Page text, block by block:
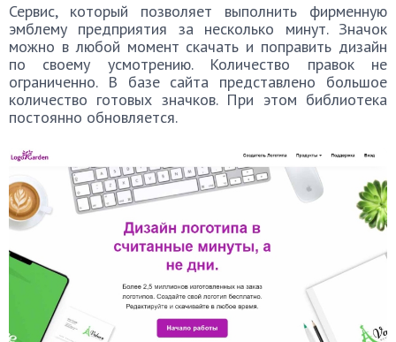
Сервис, который позволяет выполнить фирменную
эмблему предприятия за несколько минут. Значок
можно в любой момент скачать и поправить дизайн
по своему усмотрению. Количество правок не
ограниченно. В базе сайта представлено большое
количество готовых значков. При этом библиотека
постоянно обновляется.